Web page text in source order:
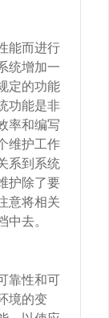
能而进行
统增加一
定的功能
功能是非
率和编写
维护工作
系到系统
护除了要
意将相关
中去。
靠性和可
境的变